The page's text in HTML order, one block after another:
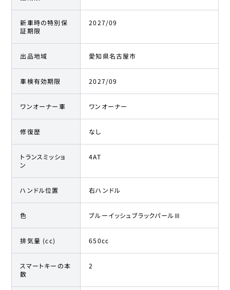
新車時の特別保
証期限
2027/09
出品地域 愛知県名古屋市
車検有効期限 2027/09
ワンオーナー車 ワンオーナー
修復歴 なし
トランスミッショ
ン
4AT
ハンドル位置 右ハンドル
色 ブルーイッシュブラックパールⅢ
排気量 (cc) 650cc
スマートキーの本
数
2